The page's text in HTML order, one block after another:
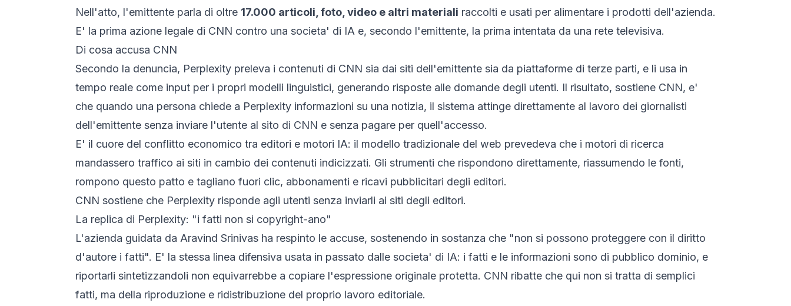
Nell'atto, l'emittente parla di oltre 17.000 articoli, foto, video e altri materiali raccolti e usati per alimentare i prodotti dell'azienda.
E' la prima azione legale di CNN contro una societa' di IA e, secondo l'emittente, la prima intentata da una rete televisiva.
Di cosa accusa CNN
Secondo la denuncia, Perplexity preleva i contenuti di CNN sia dai siti dell'emittente sia da piattaforme di terze parti, e li usa in
tempo reale come input per i propri modelli linguistici, generando risposte alle domande degli utenti. Il risultato, sostiene CNN, e'
che quando una persona chiede a Perplexity informazioni su una notizia, il sistema attinge direttamente al lavoro dei giornalisti
dell'emittente senza inviare l'utente al sito di CNN e senza pagare per quell'accesso.
E' il cuore del conflitto economico tra editori e motori IA: il modello tradizionale del web prevedeva che i motori di ricerca
mandassero traffico ai siti in cambio dei contenuti indicizzati. Gli strumenti che rispondono direttamente, riassumendo le fonti,
rompono questo patto e tagliano fuori clic, abbonamenti e ricavi pubblicitari degli editori.
CNN sostiene che Perplexity risponde agli utenti senza inviarli ai siti degli editori.
La replica di Perplexity: "i fatti non si copyright-ano"
L'azienda guidata da Aravind Srinivas ha respinto le accuse, sostenendo in sostanza che "non si possono proteggere con il diritto
d'autore i fatti". E' la stessa linea difensiva usata in passato dalle societa' di IA: i fatti e le informazioni sono di pubblico dominio, e
riportarli sintetizzandoli non equivarrebbe a copiare l'espressione originale protetta. CNN ribatte che qui non si tratta di semplici
fatti, ma della riproduzione e ridistribuzione del proprio lavoro editoriale.